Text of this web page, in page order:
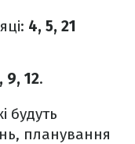
4, 5, 21
9, 12.
будуть
планування